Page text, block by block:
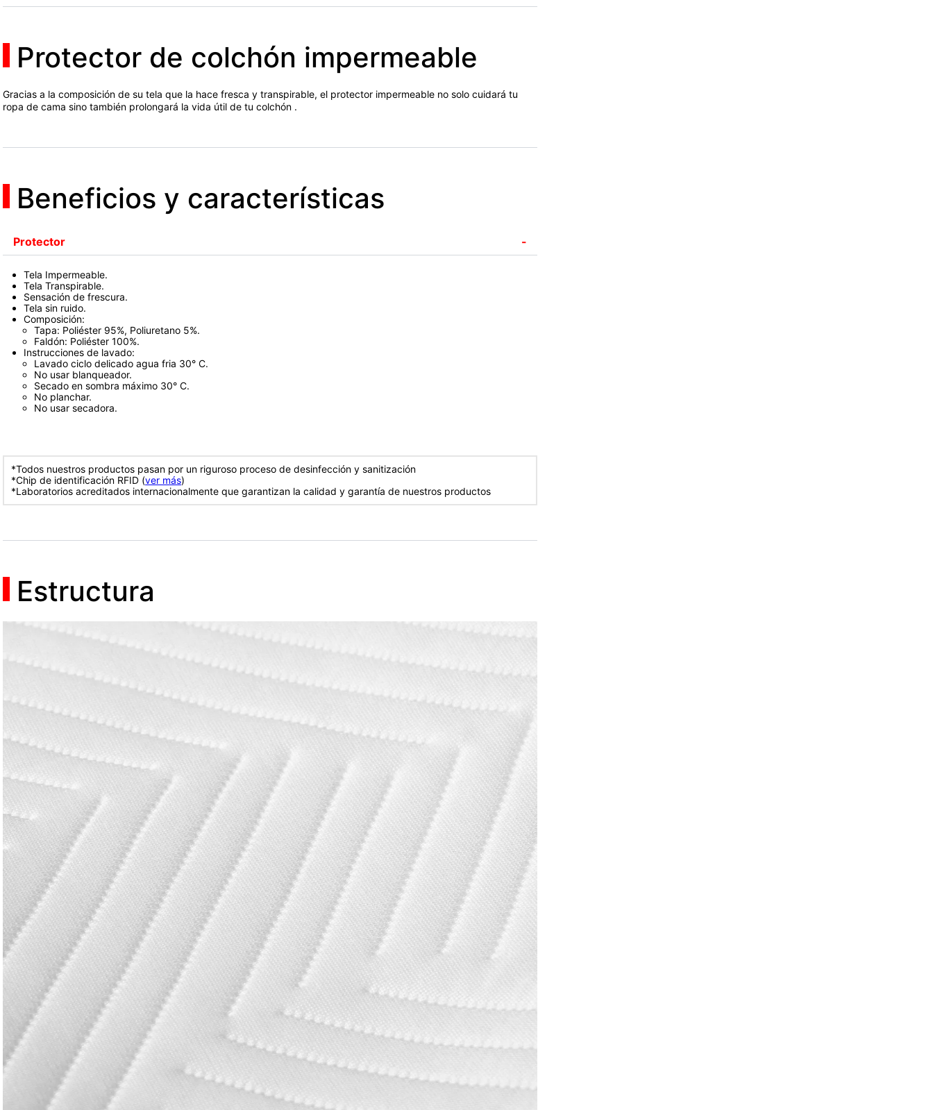
Protector de colchón impermeable
Gracias a la composición de su tela que la hace fresca y transpirable, el protector impermeable no solo cuidará tu
ropa de cama sino también prolongará la vida útil de tu colchón .
Beneficios y características
Protector -
Tela Impermeable.
Tela Transpirable.
Sensación de frescura.
Tela sin ruido.
Composición:
Tapa: Poliéster 95%, Poliuretano 5%.
Faldón: Poliéster 100%.
Instrucciones de lavado:
Lavado ciclo delicado agua fria 30° C.
No usar blanqueador.
Secado en sombra máximo 30° C.
No planchar.
No usar secadora.
*Todos nuestros productos pasan por un riguroso proceso de desinfección y sanitización
*Chip de identificación RFID (ver más)
*Laboratorios acreditados internacionalmente que garantizan la calidad y garantía de nuestros productos
Estructura